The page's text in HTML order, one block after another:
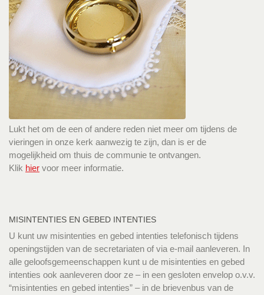
Lukt het om de een of andere reden niet meer om tijdens de
vieringen in onze kerk aanwezig te zijn, dan is er de
mogelijkheid om thuis de communie te ontvangen.
Klik hier voor meer informatie.
MISINTENTIES EN GEBED INTENTIES
U kunt uw misintenties en gebed intenties telefonisch tijdens
openingstijden van de secretariaten of via e-mail aanleveren. In
alle geloofsgemeenschappen kunt u de misintenties en gebed
intenties ook aanleveren door ze – in een gesloten envelop o.v.v.
“misintenties en gebed intenties” – in de brievenbus van de